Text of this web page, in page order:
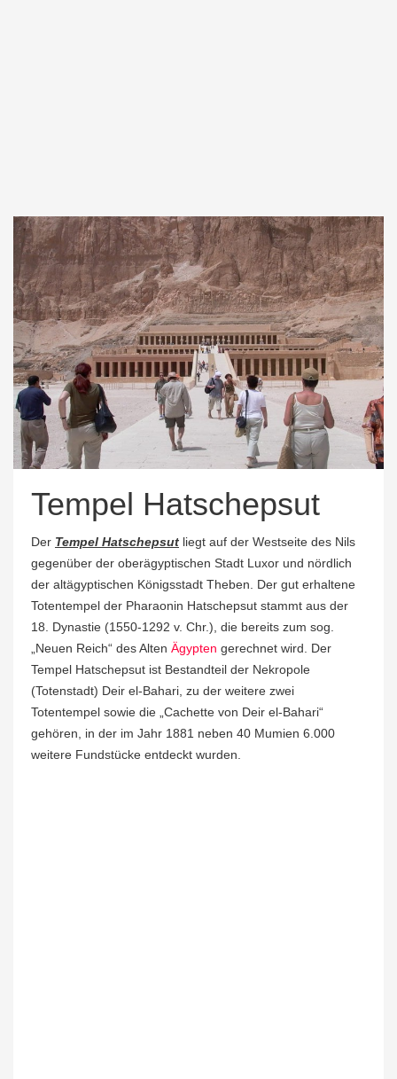
Tempel Hatschepsut
Der Tempel Hatschepsut liegt auf der Westseite des Nils
gegenüber der oberägyptischen Stadt Luxor und nördlich
der altägyptischen Königsstadt Theben. Der gut erhaltene
Totentempel der Pharaonin Hatschepsut stammt aus der
18. Dynastie (1550-1292 v. Chr.), die bereits zum sog.
„Neuen Reich“ des Alten Ägypten gerechnet wird. Der
Tempel Hatschepsut ist Bestandteil der Nekropole
(Totenstadt) Deir el-Bahari, zu der weitere zwei
Totentempel sowie die „Cachette von Deir el-Bahari“
gehören, in der im Jahr 1881 neben 40 Mumien 6.000
weitere Fundstücke entdeckt wurden.